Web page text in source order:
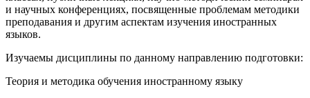
и научных конференциях, посвященные проблемам методики
преподавания и другим аспектам изучения иностранных
языков.
Изучаемы дисциплины по данному направлению подготовки:
Теория и методика обучения иностранному языку